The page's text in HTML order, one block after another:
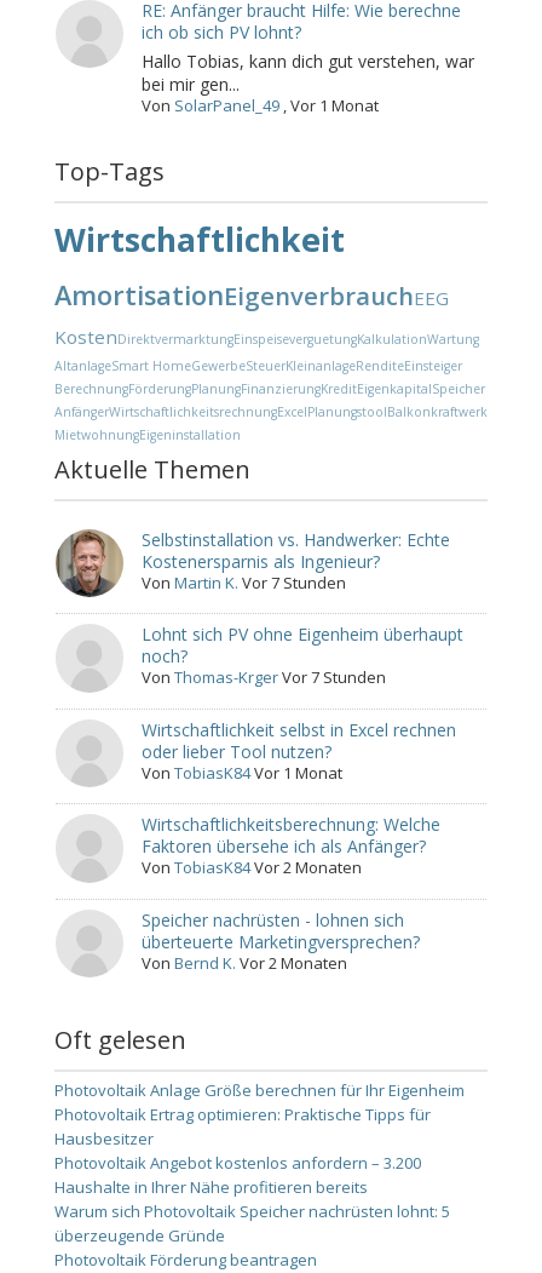
RE: Anfänger braucht Hilfe: Wie berechne
ich ob sich PV lohnt?
Hallo Tobias, kann dich gut verstehen, war
bei mir gen...
Von SolarPanel_49 ,Vor 1 Monat
Top-Tags
Wirtschaftlichkeit
AmortisationEigenverbrauchEEG
KostenDirektvermarktungEinspeiseverguetungKalkulationWartung
AltanlageSmart HomeGewerbeSteuerKleinanlageRenditeEinsteiger
BerechnungFörderungPlanungFinanzierungKreditEigenkapitalSpeicher
AnfängerWirtschaftlichkeitsrechnungExcelPlanungstoolBalkonkraftwerk
MietwohnungEigeninstallation
Aktuelle Themen
Selbstinstallation vs. Handwerker: Echte
Kostenersparnis als Ingenieur?
VonMartin K. Vor 7 Stunden
Lohnt sich PV ohne Eigenheim überhaupt
noch?
VonThomas-KrgerVor 7 Stunden
Wirtschaftlichkeit selbst in Excel rechnen
oder lieber Tool nutzen?
VonTobiasK84Vor 1 Monat
Wirtschaftlichkeitsberechnung: Welche
Faktoren übersehe ich als Anfänger?
VonTobiasK84Vor 2 Monaten
Speicher nachrüsten - lohnen sich
überteuerte Marketingversprechen?
VonBernd K. Vor 2 Monaten
Oft gelesen
Photovoltaik Anlage Größe berechnen für Ihr Eigenheim
Photovoltaik Ertrag optimieren: Praktische Tipps für
Hausbesitzer
Photovoltaik Angebot kostenlos anfordern – 3.200
Haushalte in Ihrer Nähe profitieren bereits
Warum sich Photovoltaik Speicher nachrüsten lohnt: 5
überzeugende Gründe
Photovoltaik Förderung beantragen